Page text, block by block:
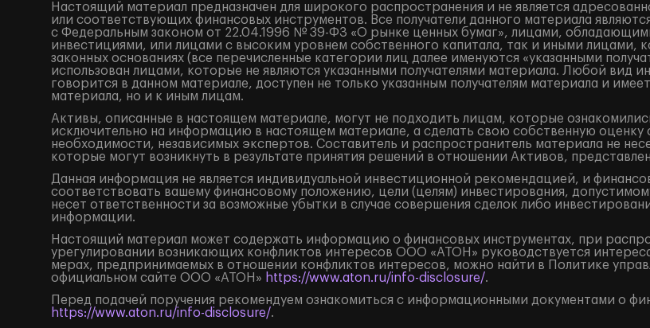
Настоящий материал предназначен для широкого распространения и не является
или соответствующих финансовых инструментов. Все получатели данного материала
с Федеральным законом от 22.04.1996 № 39-ФЗ «О рынке ценных бумаг», лицами,
инвестициями, или лицами с высоким уровнем собственного капитала, так и иными лицами,
законных основаниях (все перечисленные категории лиц далее именуются «указанными
использован лицами, которые не являются указанными получателями материала. Любой вид
говорится в данном материале, доступен не только указанным получателям материала и
материала, но и к иным лицам.
Активы, описанные в настоящем материале, могут не подходить лицам, которые
исключительно на информацию в настоящем материале, а сделать свою собственную
необходимости, независимых экспертов. Составитель и распространитель материала не
которые могут возникнуть в результате принятия решений в отношении Активов,
Данная информация не является индивидуальной инвестиционной рекомендацией, и
соответствовать вашему финансовому положению, цели (целям) инвестирования,
несет ответственности за возможные убытки в случае совершения сделок либо
информации.
Настоящий материал может содержать информацию о финансовых инструментах, при
урегулировании возникающих конфликтов интересов ООО «АТОН» руководствуется
мерах, предпринимаемых в отношении конфликтов интересов, можно найти в Политике
официальном сайте ООО «АТОН» https://www.aton.ru/info-disclosure/.
Перед подачей поручения рекомендуем ознакомиться с информационными документами о
https://www.aton.ru/info-disclosure/.